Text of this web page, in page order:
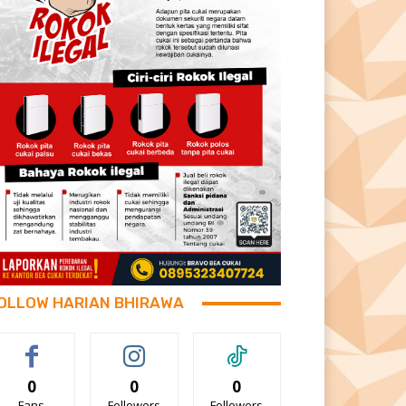
HARIAN BHIRAWA
0 0 0